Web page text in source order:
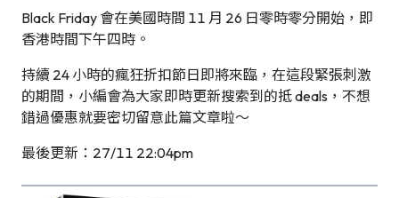
Black Friday 會在美國時間 11 月 26 日零時零分開始，即
香港時間下午四時。
持續 24 小時的瘋狂折扣節日即將來臨，在這段緊張刺激
的期間，小編會為大家即時更新搜索到的抵 deals，不想
錯過優惠就要密切留意此篇文章啦～
最後更新：27/11 22:04pm